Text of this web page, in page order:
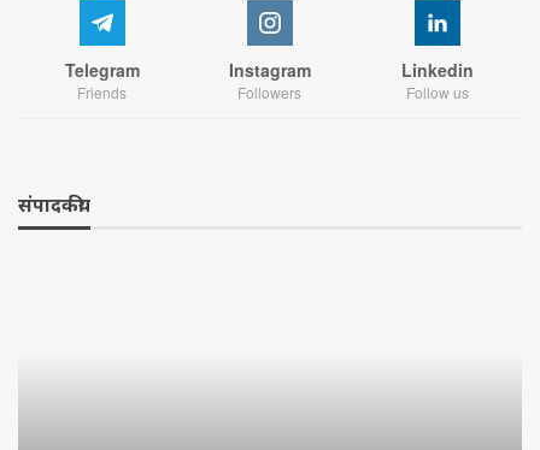
Telegram
Friends
Instagram
Followers
Linkedin
Follow us
संपादकीय